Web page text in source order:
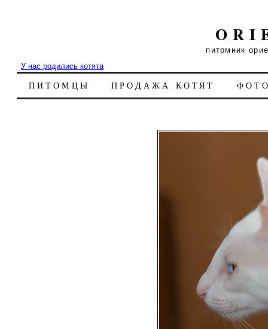
питомник
У нас родились котята
ПИТОМЦЫ ПРОДАЖА КОТЯТ